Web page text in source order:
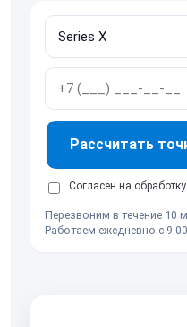
Рассчитать
Согласен на обработку
Перезвоним в течение 10
Работаем ежедневно с